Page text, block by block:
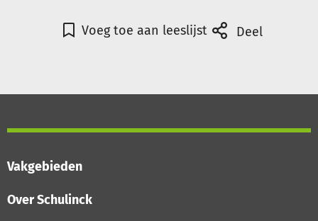
Voeg toe aan leeslijst Deel
Vakgebieden
Over Schulinck